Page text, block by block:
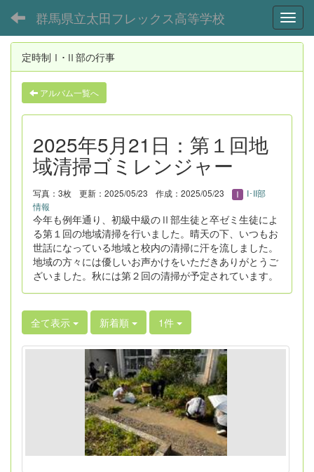
群馬県立太田フレックス高等学校
定時制Ⅰ･Ⅱ部の行事
アルバム一覧へ
2025年5月21日：第１回地
域清掃ゴミレンジャー
写真：3枚 更新：2025/05/23 作成：2025/05/23
I･II部
情報
今年も例年通り、初級中級のⅡ部生徒と卒ゼミ生徒によ
る第１回の地域清掃を行いました。晴天の下、いつもお
世話になっている地域と校内の清掃に汗を流しました。
地域の方々には優しいお声かけをいただきありがとうご
ざいました。秋には第２回の清掃が予定されています。
全て表示 新着順 1件